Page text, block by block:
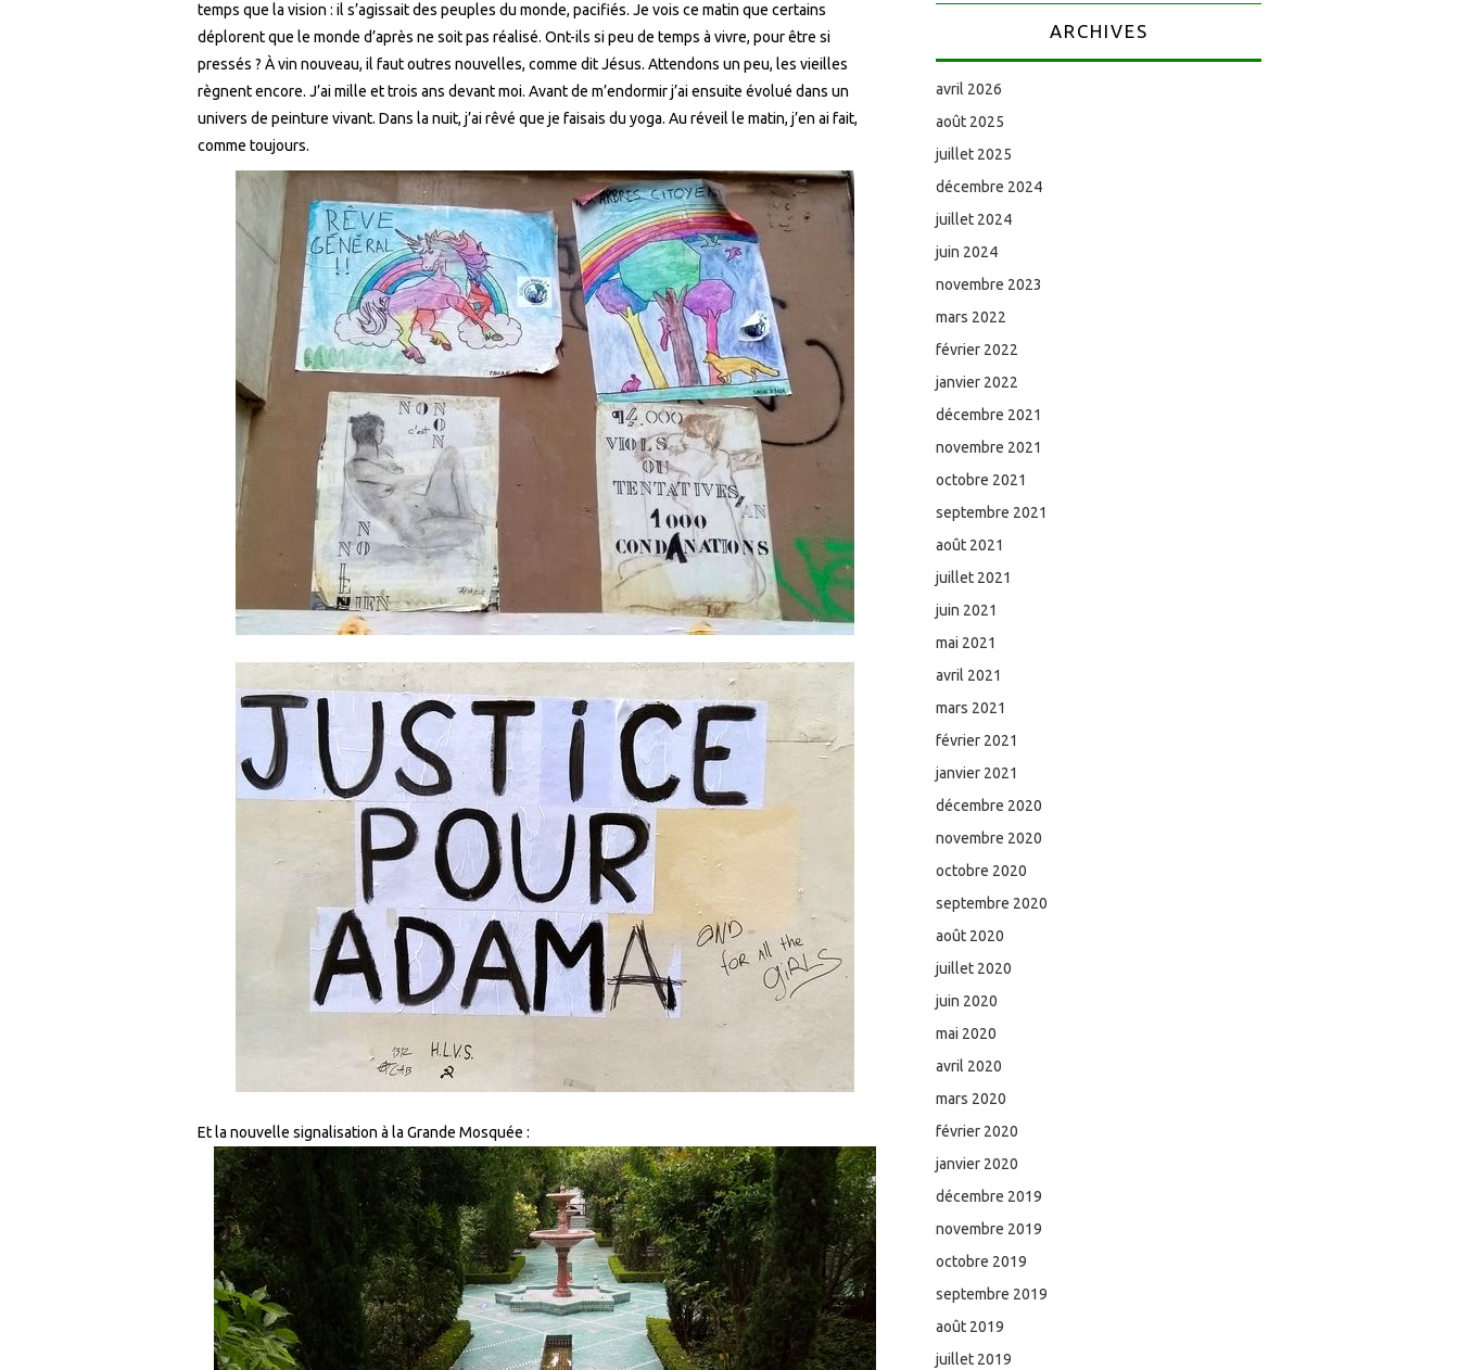
temps que la vision : il s’agissait des peuples du monde, pacifiés. Je vois ce matin que certains
déplorent que le monde d’après ne soit pas réalisé. Ont-ils si peu de temps à vivre, pour être si
pressés ? À vin nouveau, il faut outres nouvelles, comme dit Jésus. Attendons un peu, les vieilles
règnent encore. J’ai mille et trois ans devant moi. Avant de m’endormir j’ai ensuite évolué dans un
univers de peinture vivant. Dans la nuit, j’ai rêvé que je faisais du yoga. Au réveil le matin, j’en ai fait,
comme toujours.
Et la nouvelle signalisation à la Grande Mosquée :
ARCHIVES
avril 2026
août 2025
juillet 2025
décembre 2024
juillet 2024
juin 2024
novembre 2023
mars 2022
février 2022
janvier 2022
décembre 2021
novembre 2021
octobre 2021
septembre 2021
août 2021
juillet 2021
juin 2021
mai 2021
avril 2021
mars 2021
février 2021
janvier 2021
décembre 2020
novembre 2020
octobre 2020
septembre 2020
août 2020
juillet 2020
juin 2020
mai 2020
avril 2020
mars 2020
février 2020
janvier 2020
décembre 2019
novembre 2019
octobre 2019
septembre 2019
août 2019
juillet 2019